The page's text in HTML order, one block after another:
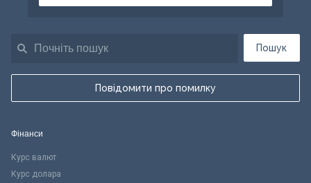
Пошук
Повідомити про помилку
Фінанси
Курс валют
Курс долара